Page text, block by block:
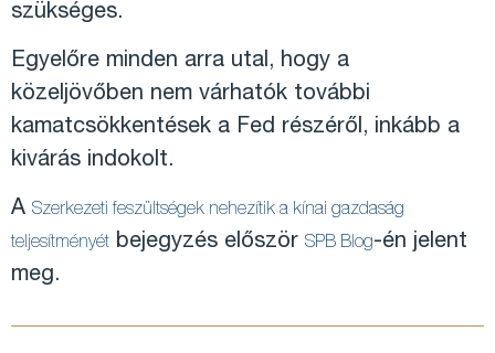
szükséges.
Egyelőre minden arra utal, hogy a
közeljövőben nem várhatók további
kamatcsökkentések a Fed részéről, inkább a
kivárás indokolt.
A Szerkezeti feszültségek nehezítik a kínai gazdaság
teljesítményét bejegyzés először SPB Blog-én jelent
meg.